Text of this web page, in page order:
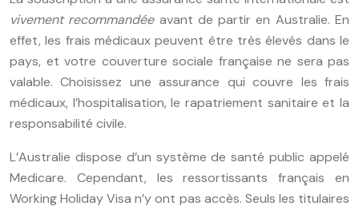
vivement recommandée avant de partir en Australie. En
effet, les frais médicaux peuvent être très élevés dans le
pays, et votre couverture sociale française ne sera pas
valable. Choisissez une assurance qui couvre les frais
médicaux, l’hospitalisation, le rapatriement sanitaire et la
responsabilité civile.
L’Australie dispose d’un système de santé public appelé
Medicare. Cependant, les ressortissants français en
Working Holiday Visa n’y ont pas accès. Seuls les titulaires